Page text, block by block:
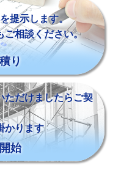
提示します。
ご相談ください。
り
ただけましたらご契
かります
始